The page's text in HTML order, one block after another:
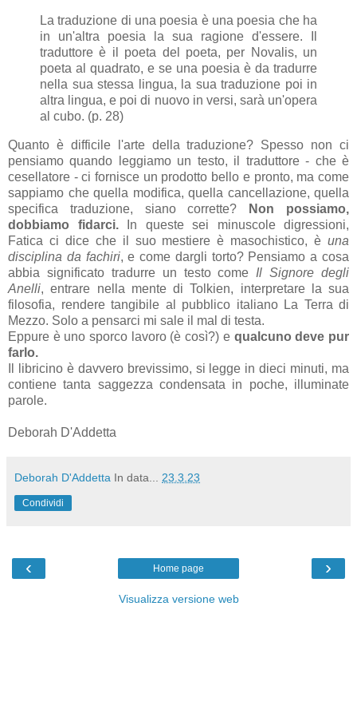
La traduzione di una poesia è una poesia che ha
in un'altra poesia la sua ragione d'essere. Il
traduttore è il poeta del poeta, per Novalis, un
poeta al quadrato, e se una poesia è da tradurre
nella sua stessa lingua, la sua traduzione poi in
altra lingua, e poi di nuovo in versi, sarà un'opera
al cubo. (p. 28)
Quanto è difficile l'arte della traduzione? Spesso non ci
pensiamo quando leggiamo un testo, il traduttore - che è
cesellatore - ci fornisce un prodotto bello e pronto, ma come
sappiamo che quella modifica, quella cancellazione, quella
specifica traduzione, siano corrette?
Non possiamo,
dobbiamo fidarci.
In queste sei minuscole digressioni,
Fatica ci dice che il suo mestiere è masochistico, è una
disciplina da fachiri, e come dargli torto? Pensiamo a cosa
abbia significato tradurre un testo come Il Signore degli
Anelli, entrare nella mente di Tolkien, interpretare la sua
filosofia, rendere tangibile al pubblico italiano La Terra di
Mezzo. Solo a pensarci mi sale il mal di testa.
Eppure è uno sporco lavoro (è così?) e qualcuno deve pur
farlo.
Il libricino è davvero brevissimo, si legge in dieci minuti, ma
contiene tanta saggezza condensata in poche, illuminate
parole.
Deborah D'Addetta
Deborah D'Addetta In data... 23.3.23
Condividi
‹ ›
Home page
Visualizza versione web